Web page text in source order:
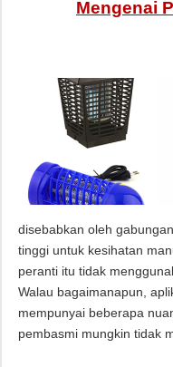
Mengenai
disebabkan oleh
tinggi untuk kesihatan
peranti itu tidak
Walau bagaimanapun,
mempunyai beberapa
pembasmi mungkin tidak